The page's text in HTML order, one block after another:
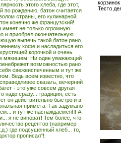
этого хлеба, где этот,
по рождению, батон считается
страны, его кулинарной
конечно же французский!
не только огромную
и приобрел окончательную
выпечь такой батон рано
кофе и насладиться его
корочкой и очень
мякишем. Ни один уважающий
возможностью рано
свежеиспеченным и тут же
Ведь всем известно, что
сказать, вечерний
- это уже совсем другая
надо сразу... традиция, есть
он действительно быстро и в
примета. Так задумано
и тут же наслаждаемся!!! А
я не виноват! Тем более, что
рецептов (например
где подсушенный хлеб... то,
прописал"!.
Тесто